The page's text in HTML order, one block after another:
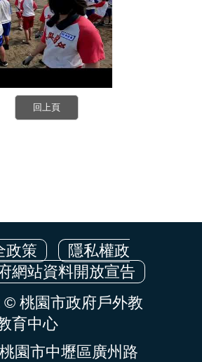
政策
隱私權政
網站資料開放宣告
© 桃園市政府戶外教
育中心
園市中壢區廣州路